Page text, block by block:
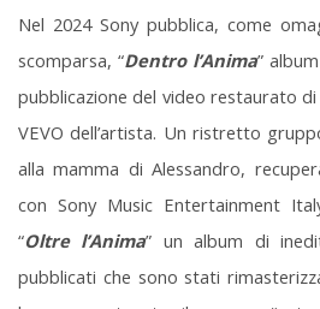
Nel 2024 Sony pubblica, come
scomparsa, “Dentro l’Anima”
pubblicazione del video restaurato di
VEVO dell’artista. Un ristretto
alla mamma di Alessandro,
con Sony Music Entertainment
“Oltre l’Anima” un album di
pubblicati che sono stati